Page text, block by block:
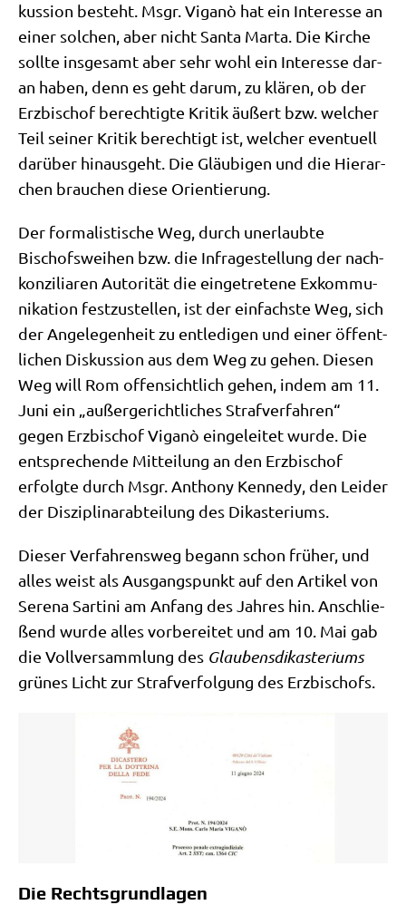
kus­si­on besteht. Msgr. Viganò hat ein Inter­es­se an
einer sol­chen, aber nicht San­ta Mar­ta. Die Kir­che
soll­te ins­ge­samt aber sehr wohl ein Inter­es­se dar­
an haben, denn es geht dar­um, zu klä­ren, ob der
Erz­bi­schof berech­tig­te Kri­tik äußert bzw. wel­cher
Teil sei­ner Kri­tik berech­tigt ist, wel­cher even­tu­ell
dar­über hin­aus­geht. Die Gläu­bi­gen und die Hier­ar­
chen brau­chen die­se Orientierung.
Der for­ma­li­sti­sche Weg, durch uner­laub­te
Bischofs­wei­hen bzw. die Infra­ge­stel­lung der nach­
kon­zi­lia­ren Auto­ri­tät die ein­ge­tre­te­ne Exkom­mu­
ni­ka­ti­on fest­zu­stel­len, ist der ein­fach­ste Weg, sich
der Ange­le­gen­heit zu ent­le­di­gen und einer öffent­
li­chen Dis­kus­si­on aus dem Weg zu gehen. Die­sen
Weg will Rom offen­sicht­lich gehen, indem am 11.
Juni ein „außer­ge­richt­li­ches Straf­ver­fah­ren“
gegen Erz­bi­schof Viganò ein­ge­lei­tet wur­de. Die
ent­spre­chen­de Mit­tei­lung an den Erz­bi­schof
erfolg­te durch Msgr. Antho­ny Ken­ne­dy, den Lei­der
der Dis­zi­pli­nar­ab­tei­lung des Dikasteriums.
Die­ser Ver­fah­rens­weg begann schon frü­her, und
alles weist als Aus­gangs­punkt auf den Arti­kel von
Sere­na Sar­ti­ni am Anfang des Jah­res hin. Anschlie­
ßend wur­de alles vor­be­rei­tet und am 10. Mai gab
die Voll­ver­samm­lung des Glau­bens­dik­aste­ri­ums
grü­nes Licht zur Straf­ver­fol­gung des Erzbischofs.
Die Rechtsgrundlagen